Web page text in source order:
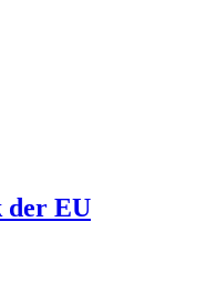
der EU